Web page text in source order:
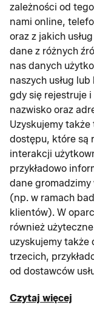
zależności od
nami online,
oraz z jakich
dane z różnych
nas danych
naszych usług
gdy się rejestruje
nazwisko oraz
Uzyskujemy
dostępu, które są
interakcji
przykładowo
dane gromadzimy
(np. w ramach
klientów). W
również
uzyskujemy także
trzecich,
od dostawców
Czytaj więcej